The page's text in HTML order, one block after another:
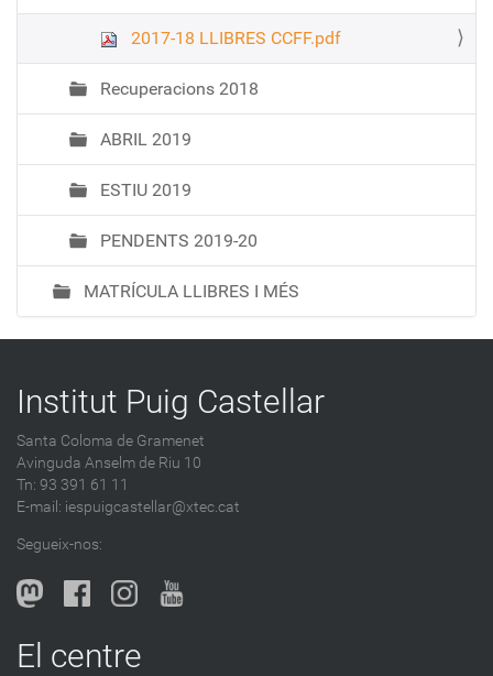
2017-18 LLIBRES CCFF.pdf
Recuperacions 2018
ABRIL 2019
ESTIU 2019
PENDENTS 2019-20
MATRÍCULA LLIBRES I MÉS
Institut Puig Castellar
Santa Coloma de Gramenet
Avinguda Anselm de Riu 10
Tn: 93 391 61 11
E-mail: iespuigcastellar@xtec.cat
Segueix-nos:
El centre